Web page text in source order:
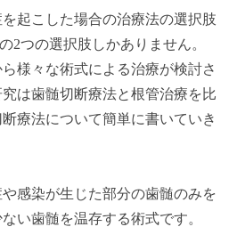
起こした場合の治療法の選択肢
2つの選択肢しかありません。
様々な術式による治療が検討さ
は歯髄切断療法と根管治療を比
療法について簡単に書いていき
感染が生じた部分の歯髄のみを
い歯髄を温存する術式です。